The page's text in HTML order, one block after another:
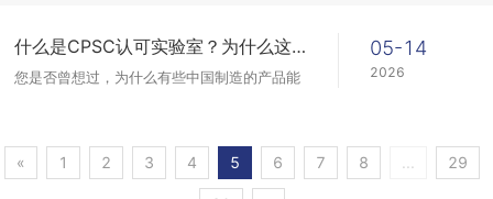
什么是CPSC认可实验室？为什么这个资质对出口美国至关重要
您是否曾想过，为什么有些中国制造的产品能
认可实验室的检测认证。
05-14
2026
« 1 2 3 4 5 6 7 8 29